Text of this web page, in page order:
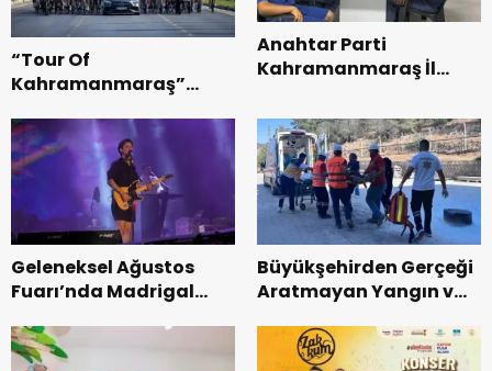
“Tour Of
Kahramanmaraş”
Bisikleti Turnuvası
Tamamlandı.
Anahtar Parti
Kahramanmaraş İl
Teşkilatı ile buluştu.
Geleneksel Ağustos
Fuarı’nda Madrigal
Büyükşehirden Gerçeği
Aratmayan Yangın ve